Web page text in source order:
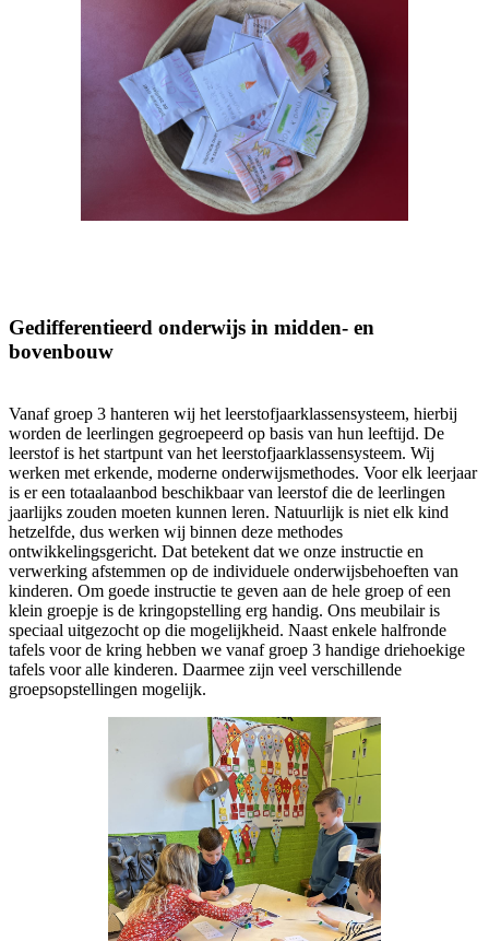
Gedifferentieerd onderwijs in midden- en
bovenbouw
Vanaf groep 3 hanteren wij het leerstofjaarklassensysteem, hierbij
worden de leerlingen gegroepeerd op basis van hun leeftijd. De
leerstof is het startpunt van het leerstofjaarklassensysteem. Wij
werken met erkende, moderne onderwijsmethodes. Voor elk leerjaar
is er een totaalaanbod beschikbaar van leerstof die de leerlingen
jaarlijks zouden moeten kunnen leren. Natuurlijk is niet elk kind
hetzelfde, dus werken wij binnen deze methodes
ontwikkelingsgericht. Dat betekent dat we onze instructie en
verwerking afstemmen op de individuele onderwijsbehoeften van
kinderen. Om goede instructie te geven aan de hele groep of een
klein groepje is de kringopstelling erg handig. Ons meubilair is
speciaal uitgezocht op die mogelijkheid. Naast enkele halfronde
tafels voor de kring hebben we vanaf groep 3 handige driehoekige
tafels voor alle kinderen. Daarmee zijn veel verschillende
groepsopstellingen mogelijk.